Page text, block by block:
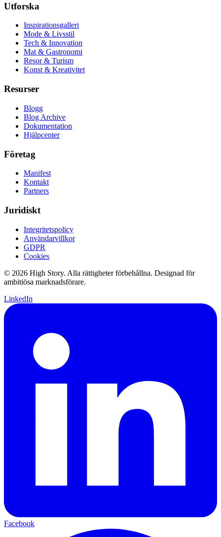
Utforska
Inspirationsgalleri
Mode & Livsstil
Tech & Innovation
Mat & Gastronomi
Resor & Turism
Konst & Kreativitet
Resurser
Blogg
Blog Archive
Dokumentation
Hjälpcenter
Företag
Manifest
Kontakt
Partners
Juridiskt
Integritetspolicy
Användarvillkor
GDPR
Cookies
© 2026 High Story. Alla rättigheter förbehållna. Designad för
ambitiösa marknadsförare.
LinkedIn
Facebook